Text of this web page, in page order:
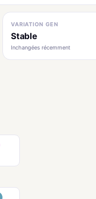
VARIATION GEN
Stable
Inchangées récemment